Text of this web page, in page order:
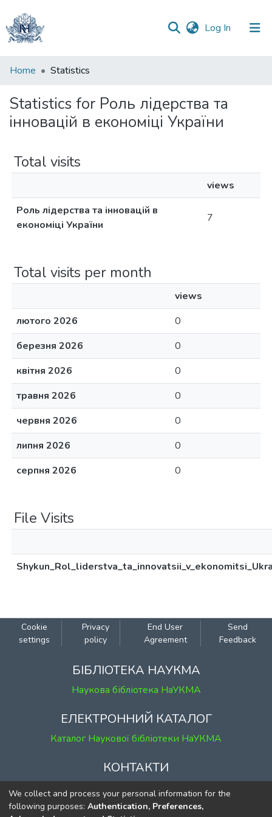
Log In (current)
Communities
Collections
All of DSpace
Home Statistics
Statistics for Роль лідерства та
інновацій в економіці України
Total visits
views
Роль лідерства та інновацій в
економіці України
7
Total visits per month
views
лютого 2026
0
березня 2026
0
квітня 2026
0
травня 2026
0
червня 2026
0
липня 2026
0
серпня 2026
0
File Visits
Cookie
settings
Privacy
policy
End User
Agreement
Send
Feedback
БІБЛІОТЕКА НАУКМА
Наукова бібліотека НаУКМА
ЕЛЕКТРОННИЙ КАТАЛОГ
Каталог Наукової бібліотеки НаУКМА
КОНТАКТИ
м. Київ, вул. Григорія Сковороди, 2
к. 1, к. 120
We collect and process your personal information for the
following purposes: Authentication, Preferences,